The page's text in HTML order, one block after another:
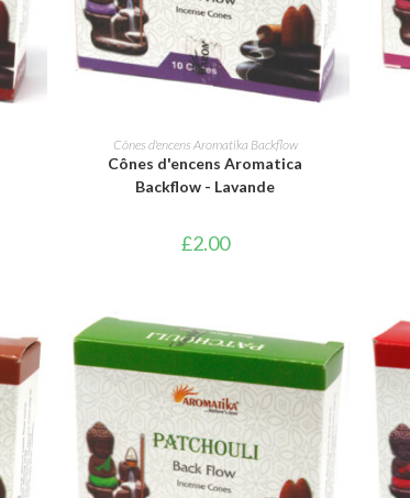
AJOUTER AU PANIER
Cônes d'encens Aromatika Backflow
Cônes d'encens Aromatica
Backflow - Lavande
£2.00